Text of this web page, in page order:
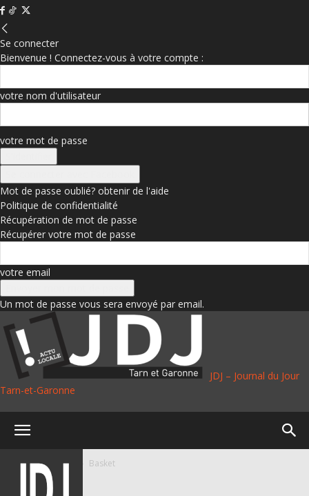
Se connecter
Bienvenue ! Connectez-vous à votre compte :
votre nom d'utilisateur
votre mot de passe
Mot de passe oublié? obtenir de l'aide
Politique de confidentialité
Récupération de mot de passe
Récupérer votre mot de passe
votre email
Un mot de passe vous sera envoyé par email.
JDJ – Journal du Jour
Tarn-et-Garonne
Accueil Sport Basket
BASKET